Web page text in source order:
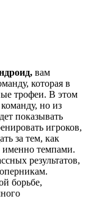
вам
которая в
трофеи. В этом
но из
показывать
игроков,
за тем, как
именно темпами.
результатов,
борьбе,